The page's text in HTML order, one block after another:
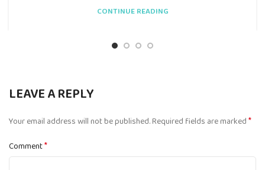
CONTINUE READING
LEAVE A REPLY
Your email address will not be published.Required fields are marked*
Comment*